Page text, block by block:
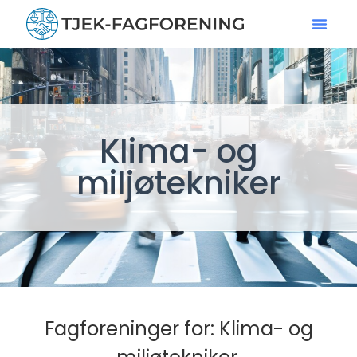
Klima- og
miljøtekniker
Fagforeninger for: Klima- og